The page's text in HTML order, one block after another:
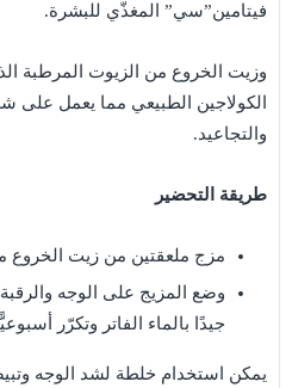
فيتامين”سي” المغذّي للبشرة.
وزيت الخروع من الزيوت المرطبة
الكولاجين الطبيعي مما يعمل على
والتجاعيد.
طريقة التحضير
مزج ملعقتين من زيت الخروع
وضع المزيج على الوجه
جيدًا بالماء الفاتر وتكرّر
يمكن استخدام خلطة لشد الوجه